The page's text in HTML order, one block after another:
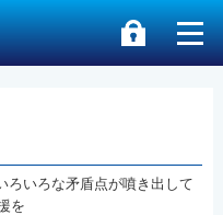
いろな矛盾点が噴き出して
を